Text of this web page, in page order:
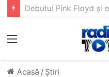
Meniu
Acasă / Știri